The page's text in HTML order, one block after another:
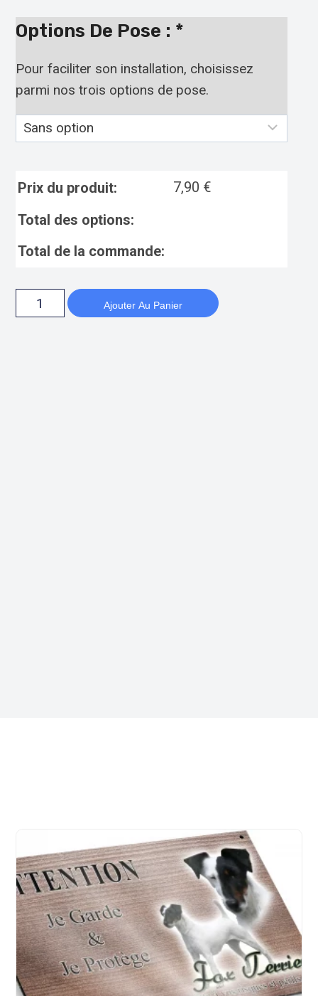
Options De Pose : *
Pour faciliter son installation, choisissez
parmi nos trois options de pose.
Prix du produit: 7,90 €
Total des options:
Total de la commande:
Ajouter Au Panier